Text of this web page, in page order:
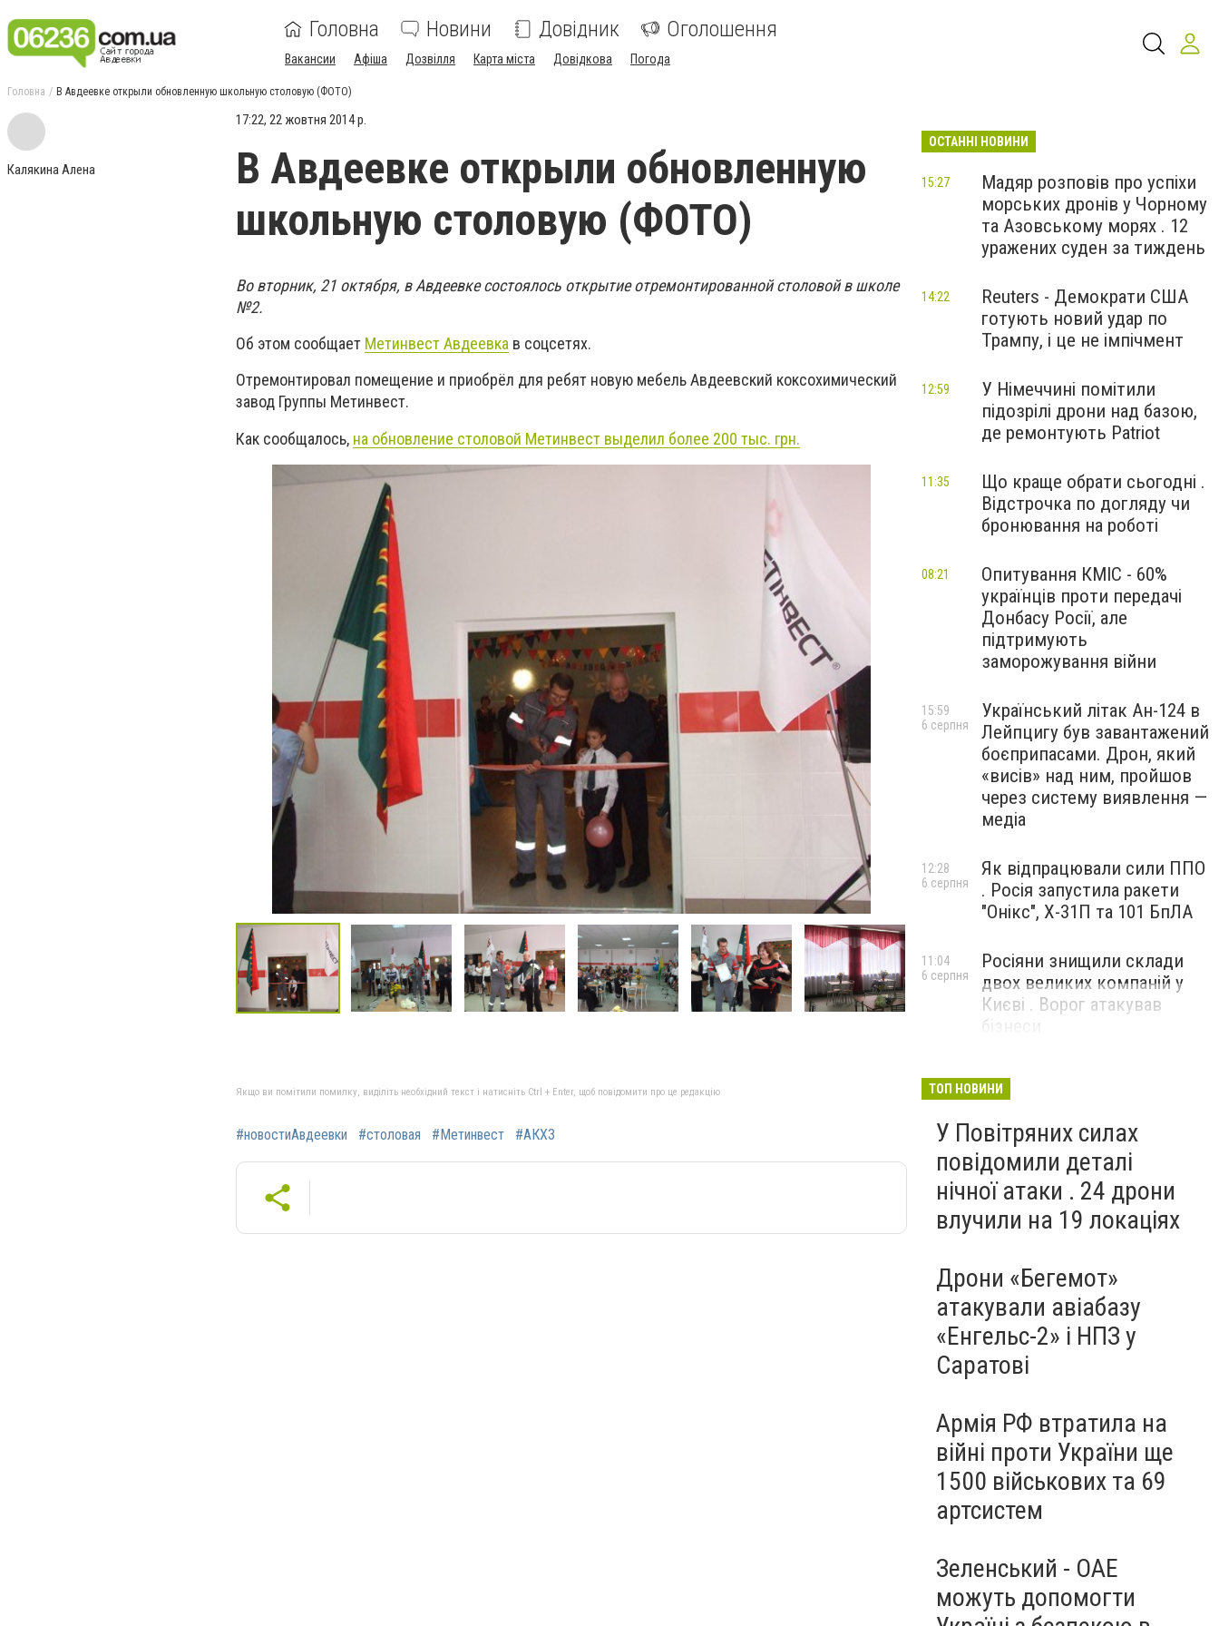
Головна Новини Довідник Оголошення
Вакансии Афіша Дозвілля Карта міста Довідкова Погода
Головна В Авдеевке открыли обновленную школьную столовую (ФОТО)
Калякина Алена
17:22, 22 жовтня 2014 р.
В Авдеевке открыли обновленную
школьную столовую (ФОТО)
Во вторник, 21 октября, в Авдеевке состоялось открытие отремонтированной столовой в школе
№2.
Об этом сообщает Метинвест Авдеевка в соцсетях.
Отремонтировал помещение и приобрёл для ребят новую мебель Авдеевский коксохимический
завод Группы Метинвест.
Как сообщалось, на обновление столовой Метинвест выделил более 200 тыс. грн.
Якщо ви помітили помилку, виділіть необхідний текст і натисніть Ctrl + Enter, щоб повідомити про це редакцію
#новостиАвдеевки #столовая #Метинвест #АКХЗ
ОСТАННІ НОВИНИ
Мадяр розповів про успіхи
морських дронів у Чорному
та Азовському морях . 12
уражених суден за тиждень
15:27
Reuters - Демократи США
готують новий удар по
Трампу, і це не імпічмент
14:22
У Німеччині помітили
підозрілі дрони над базою,
де ремонтують Patriot
12:59
Що краще обрати сьогодні .
Відстрочка по догляду чи
бронювання на роботі
11:35
Опитування КМІС - 60%
українців проти передачі
Донбасу Росії, але
підтримують
заморожування війни
08:21
Український літак Ан-124 в
Лейпцигу був завантажений
боєприпасами. Дрон, який
«висів» над ним, пройшов
через систему виявлення —
медіа
15:59
6 серпня
Як відпрацювали сили ППО
. Росія запустила ракети
"Онікс", Х-31П та 101 БпЛА
12:28
6 серпня
Росіяни знищили склади
двох великих компаній у
Києві . Ворог атакував
бізнеси
11:04
6 серпня
ТОП НОВИНИ
У Повітряних силах
повідомили деталі
нічної атаки . 24 дрони
влучили на 19 локаціях
Дрони «Бегемот»
атакували авіабазу
«Енгельс-2» і НПЗ у
Саратові
Армія РФ втратила на
війні проти України ще
1500 військових та 69
артсистем
Зеленський - ОАЕ
можуть допомогти